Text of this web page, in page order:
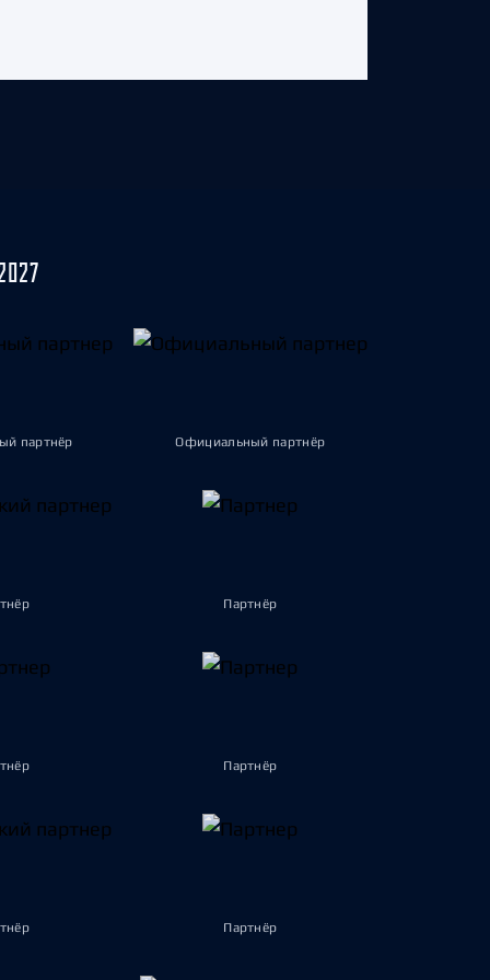
партнёр Официальный партнёр
Партнёр
Партнёр
Партнёр